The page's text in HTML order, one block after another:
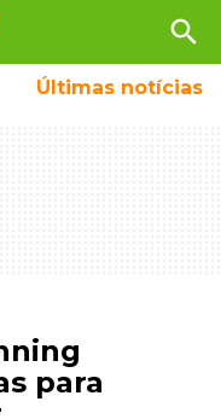
search
Últimas notícias
para